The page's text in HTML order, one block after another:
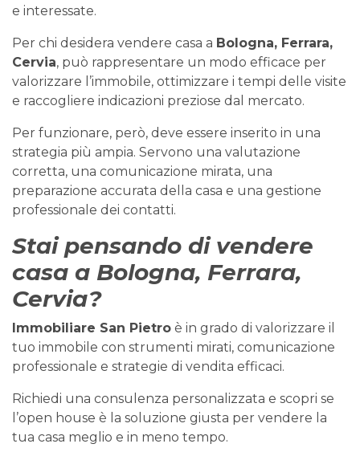
e interessate.
Per chi desidera vendere casa a Bologna, Ferrara,
Cervia, può rappresentare un modo efficace per
valorizzare l’immobile, ottimizzare i tempi delle visite
e raccogliere indicazioni preziose dal mercato.
Per funzionare, però, deve essere inserito in una
strategia più ampia. Servono una valutazione
corretta, una comunicazione mirata, una
preparazione accurata della casa e una gestione
professionale dei contatti.
Stai pensando di vendere
casa a Bologna, Ferrara,
Cervia?
Immobiliare San Pietro è in grado di valorizzare il
tuo immobile con strumenti mirati, comunicazione
professionale e strategie di vendita efficaci.
Richiedi una consulenza personalizzata e scopri se
l’open house è la soluzione giusta per vendere la
tua casa meglio e in meno tempo.